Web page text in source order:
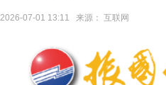
2026-07-01 13:11 来源： 互联网